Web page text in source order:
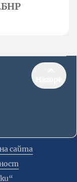
сайта